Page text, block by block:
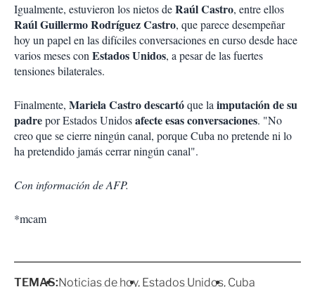
Igualmente, estuvieron los nietos deRaúl Castro, entre ellos
Raúl Guillermo Rodríguez Castro, que parece desempeñar
hoy un papel en las difíciles conversaciones en curso desde hace
varios meses conEstados Unidos, a pesar de las fuertes
tensiones bilaterales.
Finalmente, Mariela Castro descartóque laimputación de su
padrepor Estados Unidosafecte esas conversaciones. "No
creo que se cierre ningún canal, porque Cuba no pretende ni lo
ha pretendido jamás cerrar ningún canal".
Con información de AFP.
*mcam
TEMAS:Noticias de hoy Estados Unidos Cuba